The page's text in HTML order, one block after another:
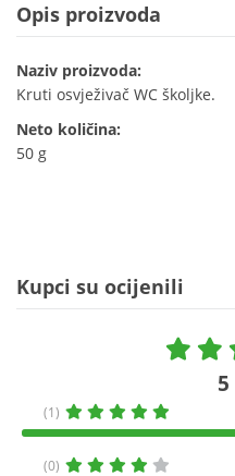
Opis proizvoda
Naziv proizvoda:
Kruti osvježivač WC školjke.
Neto količina:
50 g
Kupci su ocijenili
5
(1)
(0)